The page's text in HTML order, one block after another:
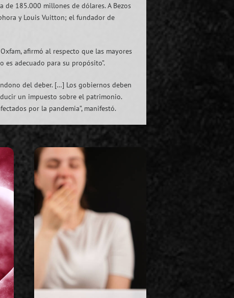
185.000 millones de dólares. A Bezos
y Louis Vuitton; el fundador de
afirmó al respecto que las mayores
adecuado para su propósito”.
del deber. […] Los gobiernos deben
un impuesto sobre el patrimonio.
por la pandemia”, manifestó.